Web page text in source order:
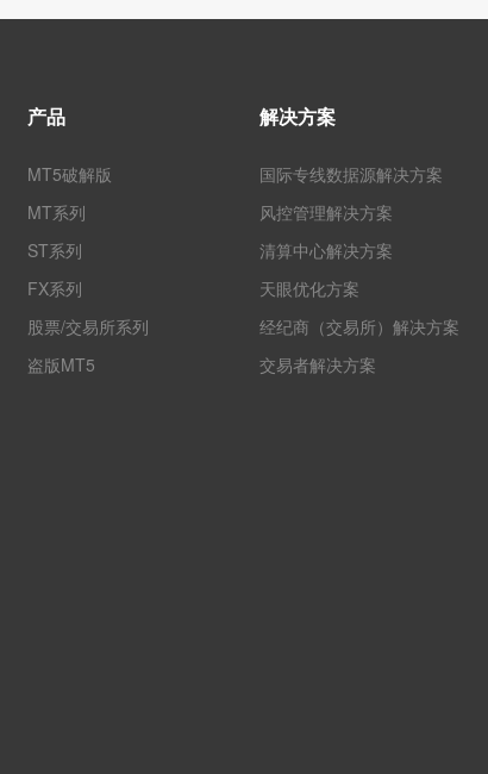
产品
MT5破解版
MT系列
ST系列
FX系列
股票/交易所系列
盗版MT5
解决方案
国际专线数据源解决方案
风控管理解决方案
清算中心解决方案
天眼优化方案
经纪商（交易所）解决方案
交易者解决方案